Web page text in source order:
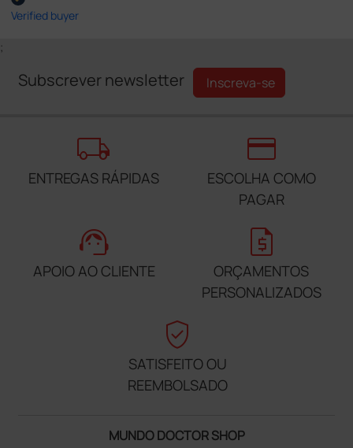
Verified buyer
;
Subscrever newsletter Inscreva-se
local_shipping
ENTREGAS RÁPIDAS
credit_card
ESCOLHA COMO
PAGAR
support_agent
APOIO AO CLIENTE
request_quote
ORÇAMENTOS
PERSONALIZADOS
verified_user
SATISFEITO OU
REEMBOLSADO
MUNDO DOCTOR SHOP